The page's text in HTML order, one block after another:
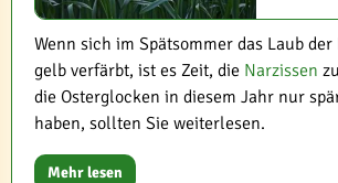
Wenn sich im Spätsommer das Laub
gelb verfärbt, ist es Zeit, die Narzissen
die Osterglocken in diesem Jahr nur
haben, sollten Sie weiterlesen.
Mehr lesen